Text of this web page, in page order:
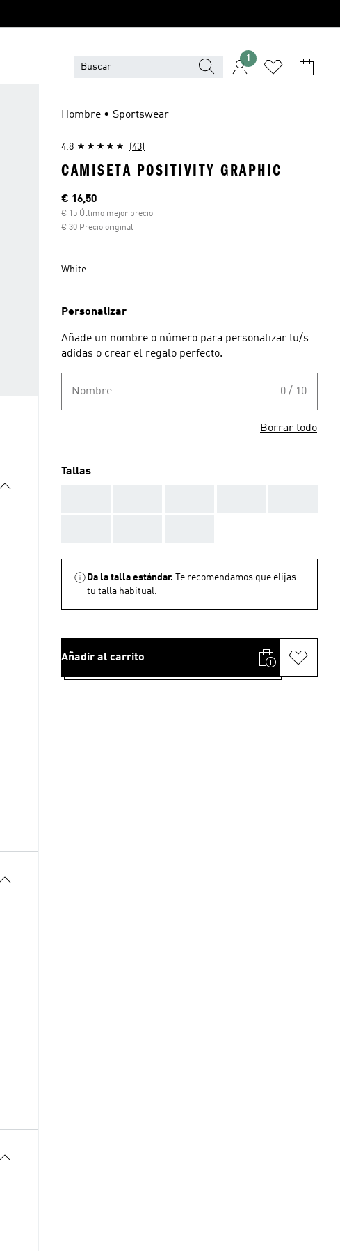
1
Hombre • Sportswear
4.8 (43)
CAMISETA POSITIVITY GRAPHIC
Precio actual
€ 16,50
€ 15 Último mejor precio
€ 30 Precio original
White
Personalizar
Añade un nombre o número para personalizar tu/s
adidas o crear el regalo perfecto.
Nombre 0 / 10
Borrar todo
Tallas
Da la talla estándar.
Te recomendamos que elijas
tu talla habitual.
Añadir al carrito